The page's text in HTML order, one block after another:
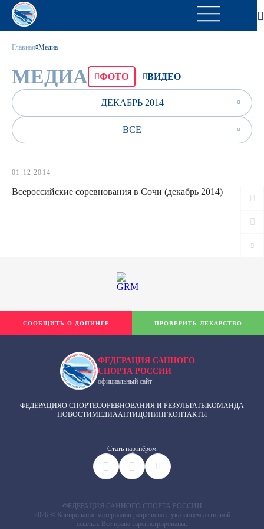
Главная Медиа
МЕДИА ФОТО ВИДЕО
ДЕКАБРЬ 2014
ВСЕ
01.12.2014
Всероссийские соревнования в Сочи (декабрь 2014)
ФЕДЕРАЦИЯ САННОГО
СПОРТА РОССИИ
официальный сайт
ФЕДЕРАЦИЯО СПОРТЕСОРЕВНОВАНИЯ И РЕЗУЛЬТАТЫКОМАНДА
НОВОСТИМЕДИААНТИДОПИНГКОНТАКТЫ
Cтать партнёром
СООБЩИТЬ О ДОПИНГЕ ПРОВЕРИТЬ ЛЕКАРСТВО
ФЕДЕРАЦИЯ САННОГО СПОРТА РОССИИ
2026 © Копирование материалов разрешено с указанием активной
ссылки. Все права зарегистрированы.